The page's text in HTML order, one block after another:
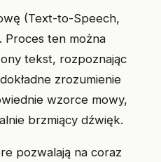
(Text-to-Speech,
Proces ten można
tekst, rozpoznając
zrozumienie
wzorce mowy,
brzmiący dźwięk.
pozwalają na coraz